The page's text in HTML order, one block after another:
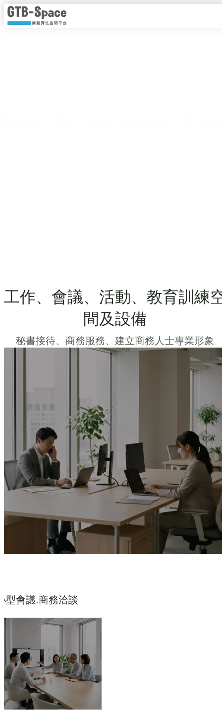
工作、會議、活動、教育訓練
間及設備
秘書接待、商務服務、建立商務人士專業形象
型會議.商務洽談